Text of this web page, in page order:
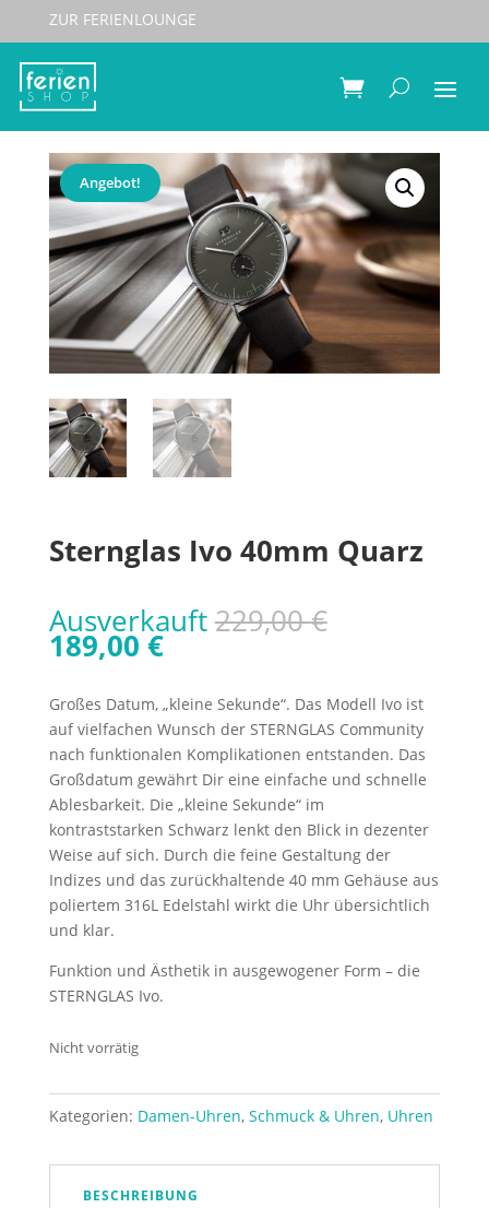
ZUR FERIENLOUNGE
Start/
Sternglas Ivo 40mm Quarz
Angebot!
Sternglas Ivo 40mm Quarz
Ausverkauft 229,00€
Preis
229,00 €
189,00 €Aktueller
Preis
ist:
189,00 €.
Großes Datum, „kleine Sekunde“. Das Modell Ivo ist
auf vielfachen Wunsch der STERNGLAS Community
nach funktionalen Komplikationen entstanden. Das
Großdatum gewährt Dir eine einfache und schnelle
Ablesbarkeit. Die „kleine Sekunde“ im
kontraststarken Schwarz lenkt den Blick in dezenter
Weise auf sich. Durch die feine Gestaltung der
Indizes und das zurückhaltende 40 mm Gehäuse aus
poliertem 316L Edelstahl wirkt die Uhr übersichtlich
und klar.
Funktion und Ästhetik in ausgewogener Form – die
STERNGLAS Ivo.
Nicht vorrätig
Kategorien: Damen-Uhren, Schmuck & Uhren, Uhren
BESCHREIBUNG